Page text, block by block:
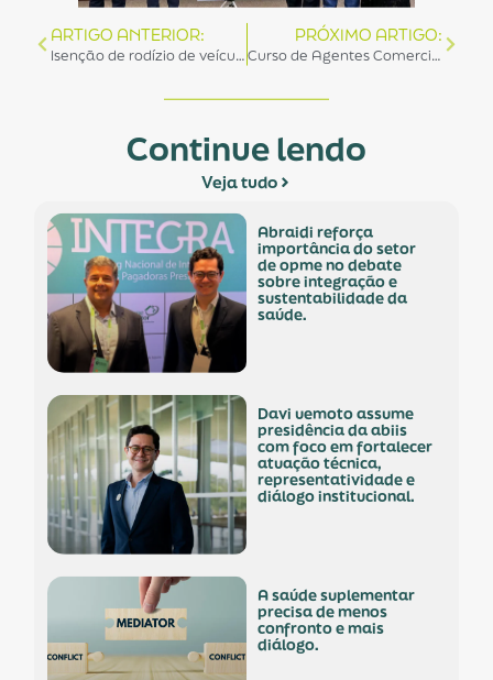
ARTIGO ANTERIOR:
Isenção de rodízio de veículos para associados da ABRAIDI, em São Paulo, completa 5 anos
PRÓXIMO ARTIGO:
Curso de Agentes Comerciais em Dispositivos Médicos da Academia ABRAIDI teve mais três aulas promovidas.
Continue lendo
Veja tudo
abraidi reforça
importância do setor
de opme no debate
sobre integração e
sustentabilidade da
saúde.
davi uemoto assume
presidência da abiis
com foco em fortalecer
atuação técnica,
representatividade e
diálogo institucional.
a saúde suplementar
precisa de menos
confronto e mais
diálogo.